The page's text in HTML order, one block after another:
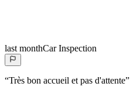
last monthCar Inspection
“Très bon accueil et pas d'attente”